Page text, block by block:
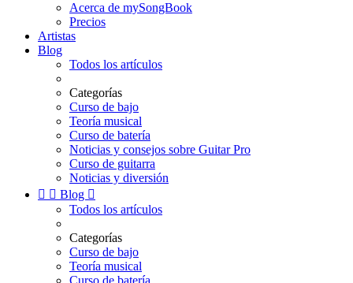
Acerca de mySongBook
Precios
Artistas
Blog
Todos los artículos
Categorías
Curso de bajo
Teoría musical
Curso de batería
Noticias y consejos sobre Guitar Pro
Curso de guitarra
Noticias y diversión
  Blog 
Todos los artículos
Categorías
Curso de bajo
Teoría musical
Curso de batería